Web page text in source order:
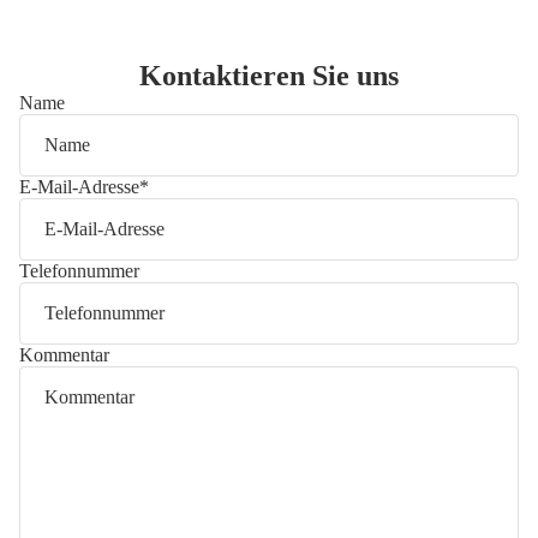
Kontaktieren Sie uns
Name
E-Mail-Adresse*
Telefonnummer
Kommentar